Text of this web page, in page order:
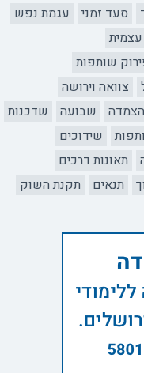
סעד זמני
עגמת נפש
עצמית
שותפות
צוואה וירושה
שבועה
שדכנות
שידוכים
תאונות דרכים
תנאים
תקנת השוק